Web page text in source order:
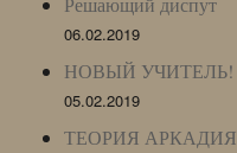
06.02.2019
НОВЫЙ УЧИТЕЛЬ!
05.02.2019
ТЕОРИЯ АРКАДИЯ